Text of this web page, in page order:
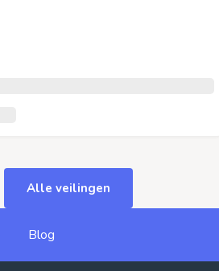
Alle veilingen
Blog